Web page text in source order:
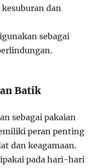
dan
sebagai
Batik
sebagai pakaian
peran penting
dan keagamaan.
pada hari-hari